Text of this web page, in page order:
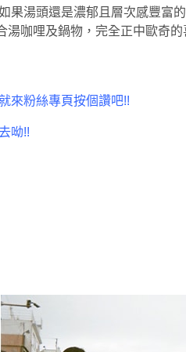
果湯頭還是濃郁且層次感豐富
湯咖哩及鍋物，完全正中歐奇
來粉絲專頁按個讚吧!!
呦!!